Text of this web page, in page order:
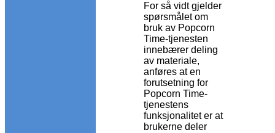
For så vidt gjelder
spørsmålet om
bruk av Popcorn
Time-tjenesten
innebærer deling
av materiale,
anføres at en
forutsetning for
Popcorn Time-
tjenestens
funksjonalitet er at
brukerne deler